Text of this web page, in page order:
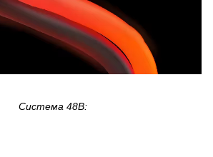
Система 48В: